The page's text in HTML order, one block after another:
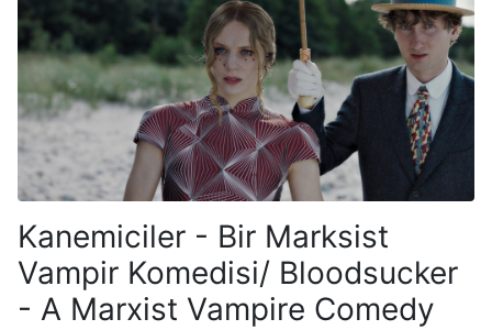
Kanemiciler - Bir Marksist
Vampir Komedisi/ Bloodsucker
- A Marxist Vampire Comedy